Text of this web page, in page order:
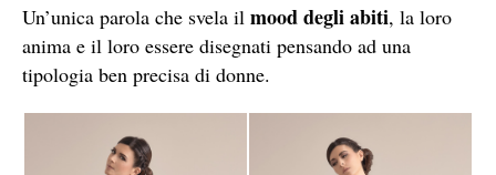
Un’unica parola che svela il mood degli abiti, la loro
anima e il loro essere disegnati pensando ad una
tipologia ben precisa di donne.